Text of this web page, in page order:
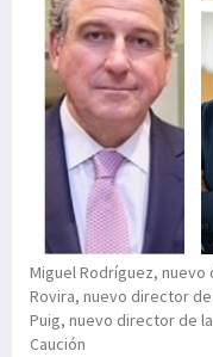
Miguel Rodríguez,
Rovira, nuevo director de
Puig, nuevo director de
Caución